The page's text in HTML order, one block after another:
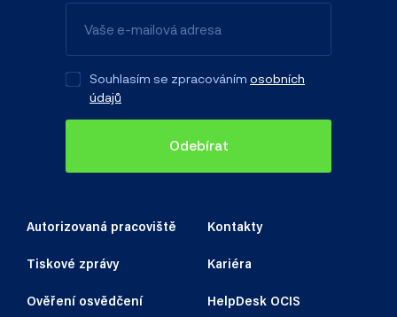
Autorizovaná pracoviště Kontakty
Tiskové zprávy Kariéra
Ověření osvědčení HelpDesk OCIS
Souhlasím se zpracováním osobních
údajů
Odebírat